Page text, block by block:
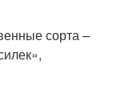
сорта –